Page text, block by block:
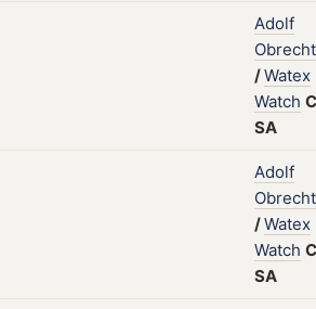
Adolf
Obrecht
/Watex
Watch
SA
Adolf
Obrecht
/Watex
Watch
SA